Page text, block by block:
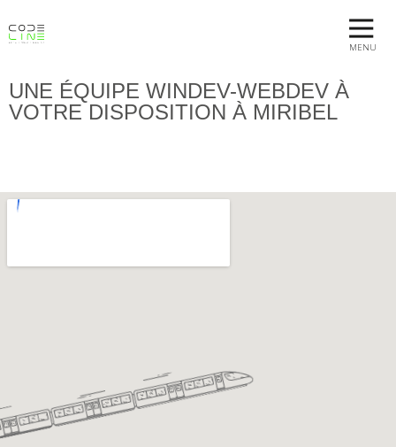
MENU
UNE ÉQUIPE WINDEV-WEBDEV À
VOTRE DISPOSITION À MIRIBEL